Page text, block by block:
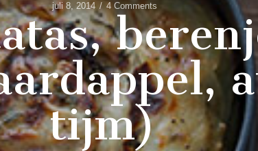
juli 8, 2014 4 Comments
tijm)